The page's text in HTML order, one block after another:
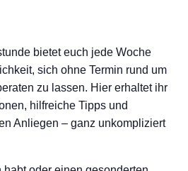
bietet euch jede Woche
sich ohne Termin rund um
zu lassen. Hier erhaltet ihr
hilfreiche Tipps und
Anliegen – ganz unkompliziert